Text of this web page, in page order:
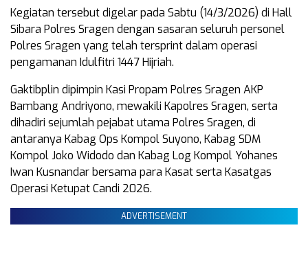
Kegiatan tersebut digelar pada Sabtu (14/3/2026) di Hall
Sibara Polres Sragen dengan sasaran seluruh personel
Polres Sragen yang telah tersprint dalam operasi
pengamanan Idulfitri 1447 Hijriah.
Gaktibplin dipimpin Kasi Propam Polres Sragen AKP
Bambang Andriyono, mewakili Kapolres Sragen, serta
dihadiri sejumlah pejabat utama Polres Sragen, di
antaranya Kabag Ops Kompol Suyono, Kabag SDM
Kompol Joko Widodo dan Kabag Log Kompol Yohanes
Iwan Kusnandar bersama para Kasat serta Kasatgas
Operasi Ketupat Candi 2026.
ADVERTISEMENT